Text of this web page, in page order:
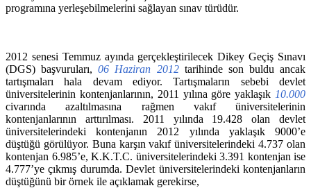
programına yerleşebilmelerini sağlayan sınav türüdür.
2012 senesi Temmuz ayında gerçekleştirilecek Dikey Geçiş Sınavı
(DGS) başvuruları,06 Haziran 2012tarihinde son buldu ancak
tartışmaları hala devam ediyor. Tartışmaların sebebi devlet
üniversitelerinin kontenjanlarının, 2011 yılına göre yaklaşık 10.000
civarında azaltılmasına rağmen vakıf üniversitelerinin
kontenjanlarının arttırılması. 2011 yılında 19.428 olan devlet
üniversitelerindeki kontenjanın 2012 yılında yaklaşık 9000’e
düştüğü görülüyor. Buna karşın vakıf üniversitelerindeki 4.737 olan
kontenjan 6.985’e, K.K.T.C. üniversitelerindeki 3.391 kontenjan ise
4.777’ye çıkmış durumda. Devlet üniversitelerindeki kontenjanların
düştüğünü bir örnek ile açıklamak gerekirse,